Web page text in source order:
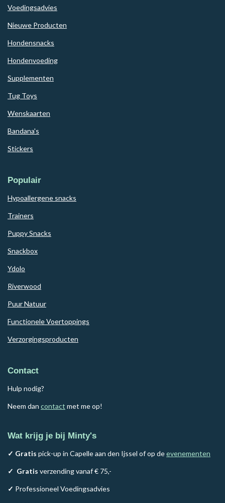
Voedingsadvies
Nieuwe Producten
Hondensnacks
Hondenvoeding
Supplementen
Tug Toys
Wenskaarten
Bandana's
Stickers
Populair
Hypoallergene snacks
Trainers
Puppy Snacks
Snackbox
Ydolo
Riverwood
Puur Natuur
Functionele Voertoppings
Verzorgingsproducten
Contact
Hulp nodig?
Neem dan contact met me op!
Wat krijg je bij Minty's
✓ Gratis pick-up in Capelle aan den Ijssel of op deevenementen
✓ Gratis verzending vanaf € 75,-
✓ Professioneel Voedingsadvies